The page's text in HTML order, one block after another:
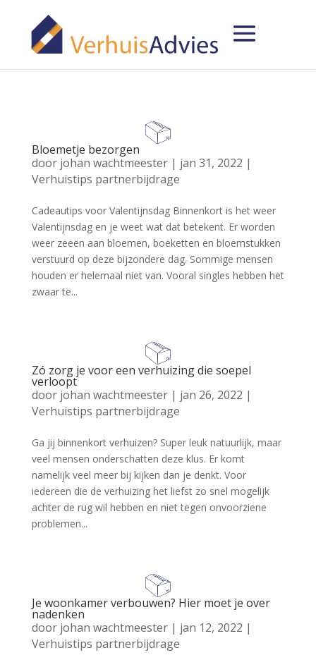
Bloemetje bezorgen
door johan wachtmeester| jan 31, 2022 |
Verhuistips partnerbijdrage
Cadeautips voor Valentijnsdag Binnenkort is het weer
Valentijnsdag en je weet wat dat betekent. Er worden
weer zeeën aan bloemen, boeketten en bloemstukken
verstuurd op deze bijzondere dag. Sommige mensen
houden er helemaal niet van. Vooral singles hebben het
zwaar te...
Zó zorg je voor een verhuizing die soepel
verloopt
door johan wachtmeester| jan 26, 2022 |
Verhuistips partnerbijdrage
Ga jij binnenkort verhuizen? Super leuk natuurlijk, maar
veel mensen onderschatten deze klus. Er komt
namelijk veel meer bij kijken dan je denkt. Voor
iedereen die de verhuizing het liefst zo snel mogelijk
achter de rug wil hebben en niet tegen onvoorziene
problemen...
Je woonkamer verbouwen? Hier moet je over
nadenken
door johan wachtmeester| jan 12, 2022 |
Verhuistips partnerbijdrage